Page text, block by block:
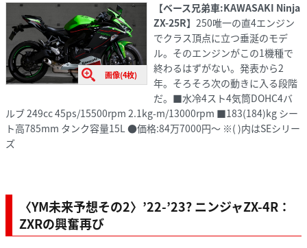
画像(4枚)
【ベース兄弟車:KAWASAKI Ninja
ZX-25R】 250唯一の直4エンジン
でクラス頂点に立つ垂涎のモデ
ル。そのエンジンがこの1機種で
終わるはずがない。発表から2
年。そろそろ次の動きに入る段階
だ。■水冷4スト4気筒DOHC4バ
ルブ 249cc 45ps/15500rpm 2.1kg-m/13000rpm ■183(184)kg シー
ト高785mm タンク容量15L ●価格:84万7000円～ ※( )内はSEシリー
ズ
〈YM未来予想その2〉’22-’23? ニンジャZX-4R：
ZXRの興奮再び